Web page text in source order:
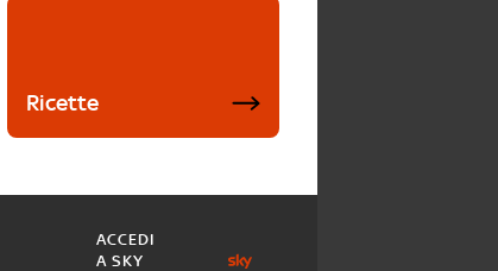
Ricette
ACCEDI
A SKY